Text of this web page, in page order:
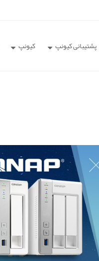
پشتیبانی کیونپ کیونپ